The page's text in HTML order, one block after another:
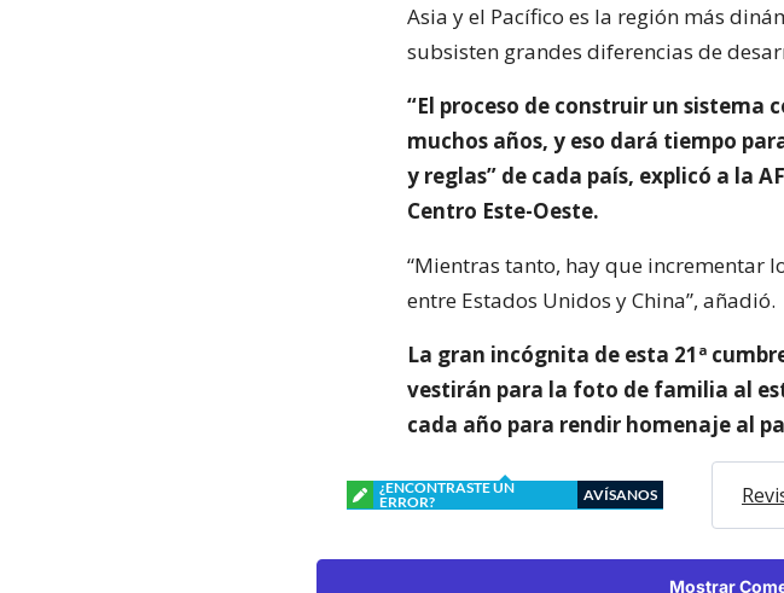
Asia y el Pacífico es la región más
subsisten grandes diferencias de
“El proceso de construir un sistema
muchos años, y eso dará tiempo
y reglas” de cada país, explicó a la
Centro Este-Oeste.
“Mientras tanto, hay que incrementar
entre Estados Unidos y China”, añadió.
La gran incógnita de esta 21ª
vestirán para la foto de familia al
cada año para rendir homenaje al
¿ENCONTRASTE UN
ERROR?
AVÍSANOS
Mostrar